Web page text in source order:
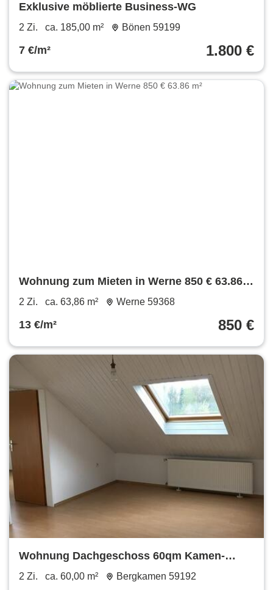
Exklusive möblierte Business-WG
2 Zi. ca. 185,00 m² Bönen 59199
7 €/m² 1.800 €
Wohnung zum Mieten in Werne 850 € 63.86
m²
2 Zi. ca. 63,86 m² Werne 59368
13 €/m² 850 €
Wohnung Dachgeschoss 60qm Kamen-
Methler
2 Zi. ca. 60,00 m² Bergkamen 59192